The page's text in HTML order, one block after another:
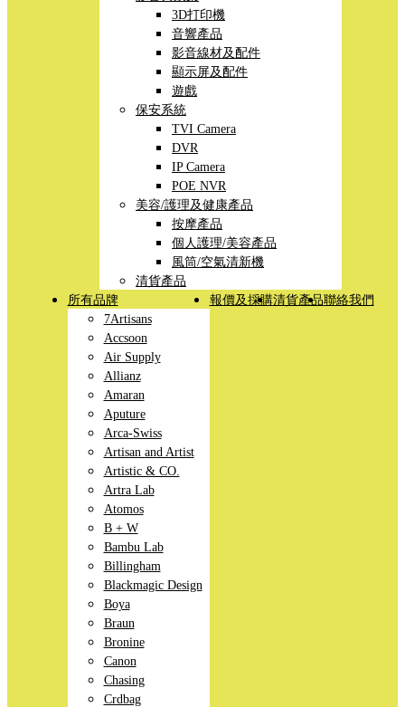
3D打印機
音響產品
影音線材及配件
顯示屏及配件
遊戲
保安系統
TVI Camera
DVR
IP Camera
POE NVR
美容/護理及健康產品
按摩產品
個人護理/美容產品
風筒/空氣清新機
清貨產品
所有品牌
7Artisans
Accsoon
Air Supply
Allianz
Amaran
Aputure
Arca-Swiss
Artisan and Artist
Artistic & CO.
Artra Lab
Atomos
B + W
Bambu Lab
Billingham
Blackmagic Design
Boya
Braun
Bronine
Canon
Chasing
Crdbag
報價及採購清貨產品聯絡我們